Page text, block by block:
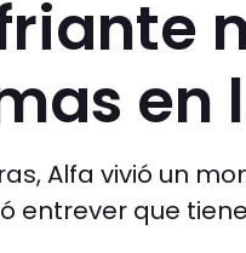
en
Alfa vivió un
entrever que